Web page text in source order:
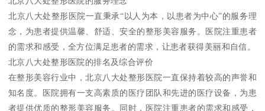
北京八大处整形医院一直秉承“以人为本，以患者为中心”的服务理
念，为患者提供温馨、舒适、安全的整形美容服务。医院注重患者
的需求和感受，全方位满足患者的需求，让患者获得美丽和自信。
北京八大处整形医院的排名及综合评价
在整形美容行业中，北京八大处整形医院一直保持着较高的声誉和
知名度。医院拥有一支高素质的医疗团队和先进的医疗设备，为患
者提供优质的整形美容服务。同时，医院注重患者的需求和感受，